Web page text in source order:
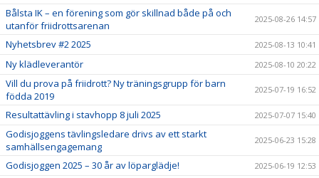
Bålsta IK – en förening som gör skillnad både på och
utanför friidrottsarenan
2025-08-26 14:57
Nyhetsbrev #2 2025 2025-08-13 10:41
Ny klädleverantör 2025-08-10 20:22
Vill du prova på friidrott? Ny träningsgrupp för barn
födda 2019
2025-07-19 16:52
Resultattävling i stavhopp 8 juli 2025 2025-07-07 15:40
Godisjoggens tävlingsledare drivs av ett starkt
samhällsengagemang
2025-06-23 15:28
Godisjoggen 2025 – 30 år av löparglädje!
2025-06-19 12:53